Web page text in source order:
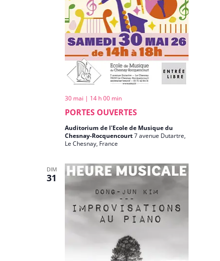
PORTES OUVERTES
30 mai | 14 h 00 min
Auditorium de l'Ecole de Musique du
Chesnay-Rocquencourt7 avenue Dutartre,
Le Chesnay, France
DIM
31